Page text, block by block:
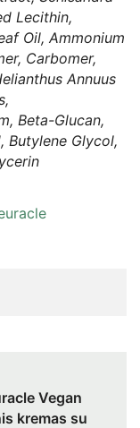
Lecithin,
Oil, Ammonium
Carbomer,
Annuus
Beta-Glucan,
Butylene Glycol,
Vegan
kremas su